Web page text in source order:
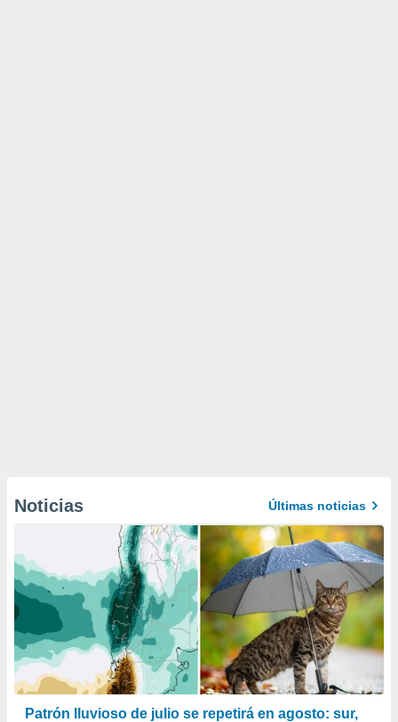
Noticias Últimas noticias
Patrón lluvioso de julio se repetirá en agosto: sur,